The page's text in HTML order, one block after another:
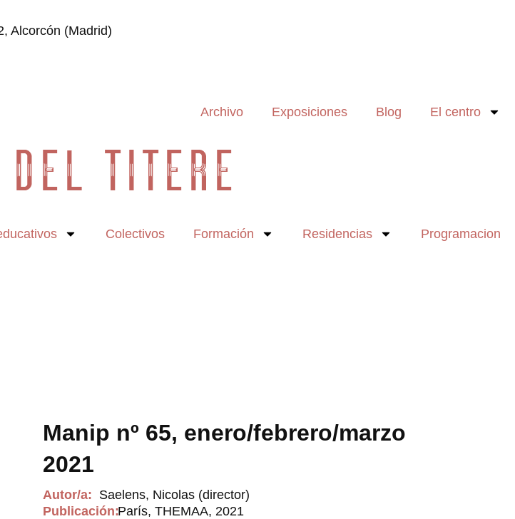
Alcorcón (Madrid)
Archivo Exposiciones Blog El centro
Colectivos Formación Residencias Programacion
Manip nº 65, enero/febrero/marzo
2021
Autor/a: Saelens, Nicolas (director)
Publicación:París, THEMAA, 2021